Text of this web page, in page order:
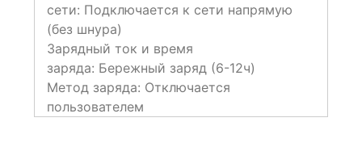
сети: Подключается к сети напрямую
(без шнура)
Зарядный ток и время
заряда: Бережный заряд (6-12ч)
Метод заряда: Отключается
пользователем